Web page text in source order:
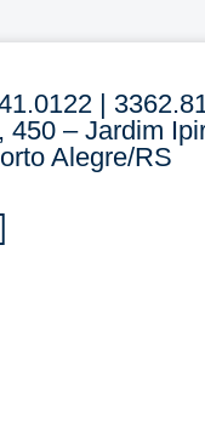
|
450 – Jardim
Alegre/RS